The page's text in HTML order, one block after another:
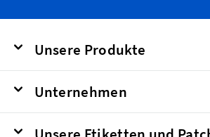
Unsere Produkte
Unternehmen